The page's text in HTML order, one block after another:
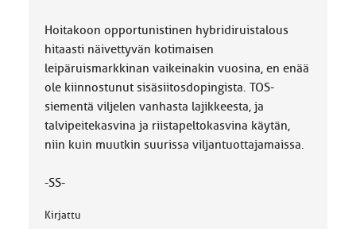
Hoitakoon opportunistinen hybridiruistalous
hitaasti näivettyvän kotimaisen
leipäruismarkkinan vaikeinakin vuosina, en enää
ole kiinnostunut sisäsiitosdopingista. TOS-
siementä viljelen vanhasta lajikkeesta, ja
talvipeitekasvina ja riistapeltokasvina käytän,
niin kuin muutkin suurissa viljantuottajamaissa.
-SS-
Kirjattu